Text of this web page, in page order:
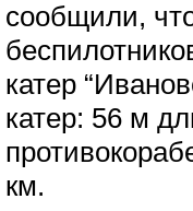
сообщили,
катер
катер: 56 м
км.